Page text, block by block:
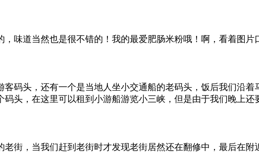
味道当然也是很不错的！我的最爱肥肠米粉哦！啊，看着图片
客码头，还有一个是当地人坐小交通船的老码头，饭后我们沿
头，在这里可以租到小游船游览小三峡，但是由于我们晚上还
老街，当我们赶到老街时才发现老街居然还在翻修中，最后在